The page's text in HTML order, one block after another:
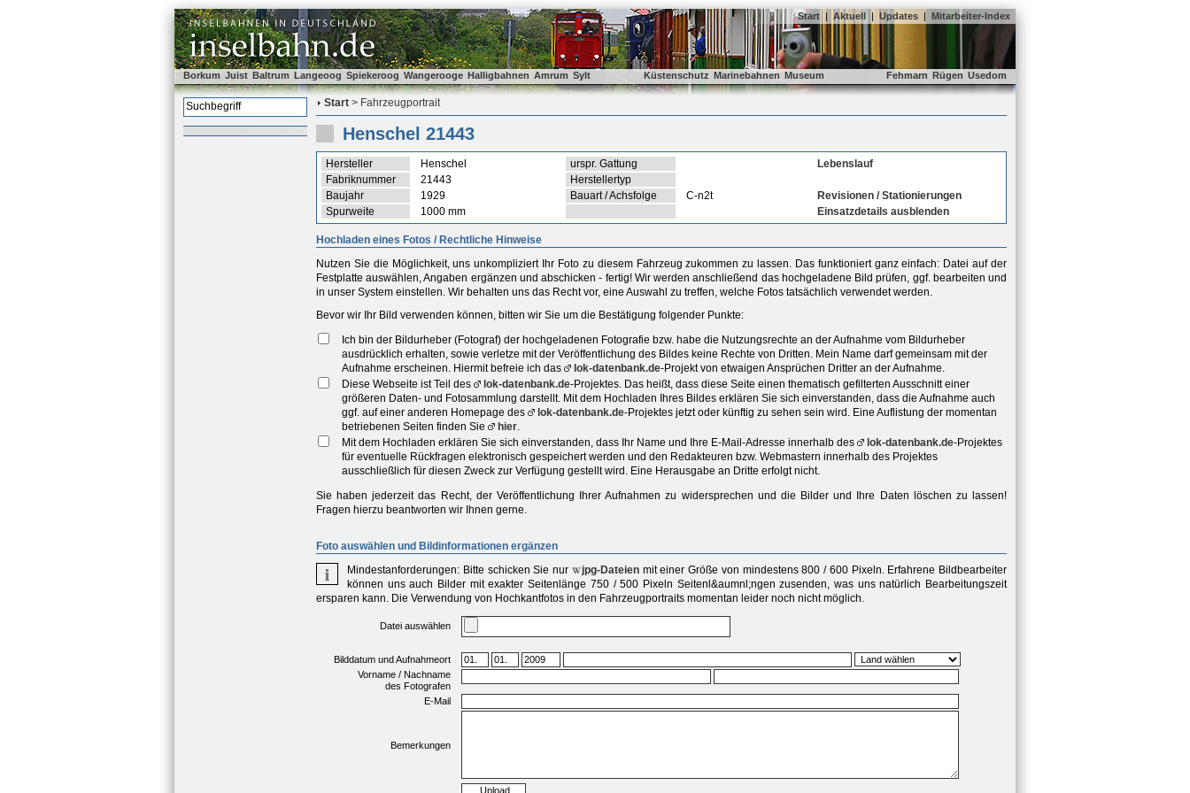
Start | Aktuell | Updates | Mitarbeiter-Index
Borkum Juist Baltrum Langeoog Spiekeroog Wangerooge Halligbahnen Amrum Sylt Küstenschutz Marinebahnen Museum Fehmarn Rügen Usedom
Start > Fahrzeugportrait
Henschel 21443
Hersteller Henschel urspr. Gattung
Lebenslauf
Fabriknummer
21443
Herstellertyp
Baujahr
1929 Bauart / Achsfolge C-n2t
Revisionen / Stationierungen
Spurweite
1000 mm Einsatzdetails ausblenden
Hochladen eines Fotos / Rechtliche Hinweise
Nutzen Sie die Möglichkeit, uns unkompliziert Ihr Foto zu diesem Fahrzeug zukommen zu lassen. Das funktioniert ganz einfach: Datei auf der
Festplatte auswählen, Angaben ergänzen und abschicken - fertig! Wir werden anschließend das hochgeladene Bild prüfen, ggf. bearbeiten und
in unser System einstellen. Wir behalten uns das Recht vor, eine Auswahl zu treffen, welche Fotos tatsächlich verwendet werden.
Bevor wir Ihr Bild verwenden können, bitten wir Sie um die Bestätigung folgender Punkte:
Ich bin der Bildurheber (Fotograf) der hochgeladenen Fotografie bzw. habe die Nutzungsrechte an der Aufnahme vom Bildurheber
ausdrücklich erhalten, sowie verletze mit der Veröffentlichung des Bildes keine Rechte von Dritten. Mein Name darf gemeinsam mit der
Aufnahme erscheinen. Hiermit befreie ich das
lok-datenbank.de-Projekt von etwaigen Ansprüchen Dritter an der Aufnahme.
Diese Webseite ist Teil des
lok-datenbank.de-Projektes. Das heißt, dass diese Seite einen thematisch gefilterten Ausschnitt einer
größeren Daten- und Fotosammlung darstellt. Mit dem Hochladen Ihres Bildes erklären Sie sich einverstanden, dass die Aufnahme auch
ggf. auf einer anderen Homepage des
lok-datenbank.de-Projektes jetzt oder künftig zu sehen sein wird. Eine Auflistung der momentan
betriebenen Seiten finden Sie
hier.
Mit dem Hochladen erklären Sie sich einverstanden, dass Ihr Name und Ihre E-Mail-Adresse innerhalb des
lok-datenbank.de-Projektes
für eventuelle Rückfragen elektronisch gespeichert werden und den Redakteuren bzw. Webmastern innerhalb des Projektes
ausschließlich für diesen Zweck zur Verfügung gestellt wird. Eine Herausgabe an Dritte erfolgt nicht.
Sie haben jederzeit das Recht, der Veröffentlichung Ihrer Aufnahmen zu widersprechen und die Bilder und Ihre Daten löschen zu lassen!
Fragen hierzu beantworten wir Ihnen gerne.
Foto auswählen und Bildinformationen ergänzen
Mindestanforderungen: Bitte schicken Sie nur jpg-Dateienmit einer Größe von mindestens 800 / 600 Pixeln. Erfahrene Bildbearbeiter
können uns auch Bilder mit exakter Seitenlänge 750 / 500 Pixeln Seitenl&aumnl;ngen zusenden, was uns natürlich Bearbeitungszeit
ersparen kann. Die Verwendung von Hochkantfotos in den Fahrzeugportraits momentan leider noch nicht möglich.
Datei auswählen
Bilddatum und Aufnahmeort
Vorname / Nachname
des Fotografen
E-Mail
Bemerkungen